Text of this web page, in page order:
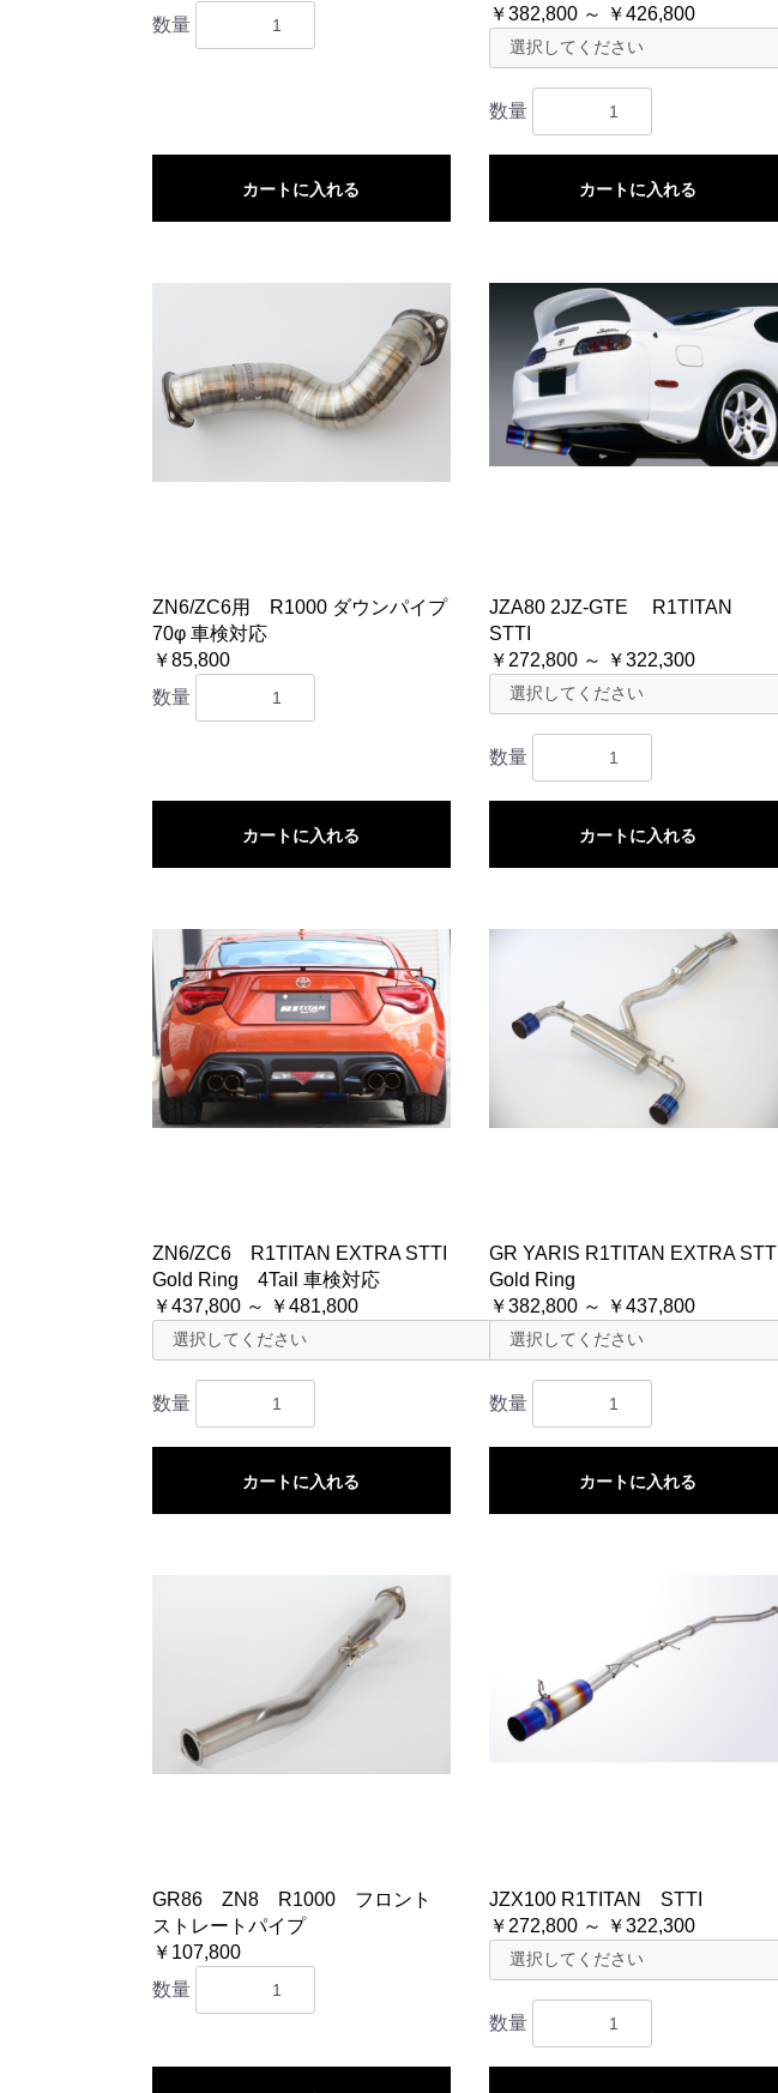
数量
カートに入れる
￥382,800 ～ ￥426,800
数量
カートに入れる
ZN6/ZC6用 R1000 ダウンパイプ
70φ 車検対応
￥85,800
数量
カートに入れる
JZA80 2JZ-GTE R1TITAN
STTI
￥272,800 ～ ￥322,300
数量
カートに入れる
ZN6/ZC6 R1TITAN EXTRA STTI
Gold Ring 4Tail 車検対応
￥437,800 ～ ￥481,800
数量
カートに入れる
GR YARIS R1TITAN EXTRA STTI
Gold Ring
￥382,800 ～ ￥437,800
数量
カートに入れる
GR86 ZN8 R1000 フロント
ストレートパイプ
￥107,800
数量
JZX100 R1TITAN STTI
￥272,800 ～ ￥322,300
数量